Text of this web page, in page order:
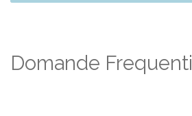
Domande Frequenti